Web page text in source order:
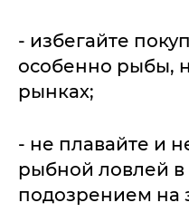
- избегайте
особенно рыбы,
рынках;
- не плавайте и
рыбной ловлей в
подозрением на